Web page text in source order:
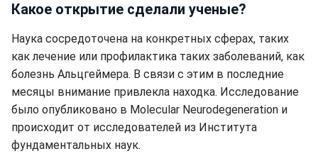
Какое открытие сделали ученые?
Наука сосредоточена на конкретных сферах, таких
как лечение или профилактика таких заболеваний, как
болезнь Альцгеймера. В связи с этим в последние
месяцы внимание привлекла находка. Исследование
было опубликовано в Molecular Neurodegeneration и
происходит от исследователей из Института
фундаментальных наук.